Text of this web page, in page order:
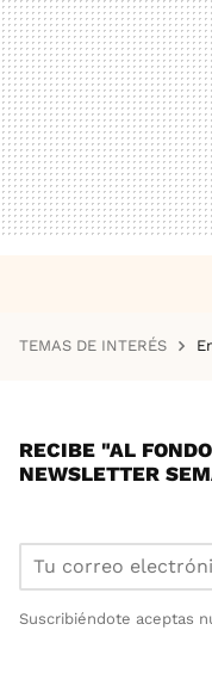
TEMAS DE INTERÉS
RECIBE "AL
NEWSLETTER
Suscribiéndote aceptas